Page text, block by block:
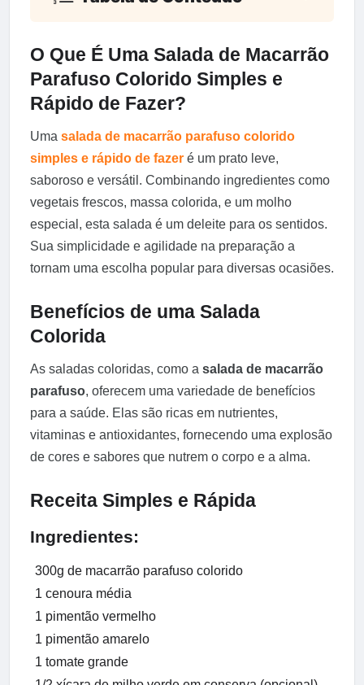
O Que É Uma Salada de Macarrão
Parafuso Colorido Simples e
Rápido de Fazer?
Uma salada de macarrão parafuso colorido
simples e rápido de fazeré um prato leve,
saboroso e versátil. Combinando ingredientes como
vegetais frescos, massa colorida, e um molho
especial, esta salada é um deleite para os sentidos.
Sua simplicidade e agilidade na preparação a
tornam uma escolha popular para diversas ocasiões.
Benefícios de uma Salada
Colorida
As saladas coloridas, como a salada de macarrão
parafuso, oferecem uma variedade de benefícios
para a saúde. Elas são ricas em nutrientes,
vitaminas e antioxidantes, fornecendo uma explosão
de cores e sabores que nutrem o corpo e a alma.
Receita Simples e Rápida
Ingredientes:
300g de macarrão parafuso colorido
1 cenoura média
1 pimentão vermelho
1 pimentão amarelo
1 tomate grande